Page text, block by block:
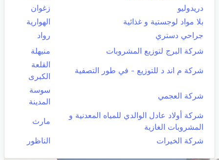
دريدوليو
زغوان
بلا مواد لوجستية و غذائية
الهوارية
جراحي دستري
رواد
شركة البرج لتوزيع المشروبات
منيهلة
شركة م اند د للتوزيع - في طور التصفية
القلعة
الكبرى
شركة العجمي
سوسة
المدينة
شركة أولاد عادل الوالدي للمياه المعدنية و
المشروبات الغازية
مارث
شركة الخيرات الناظور